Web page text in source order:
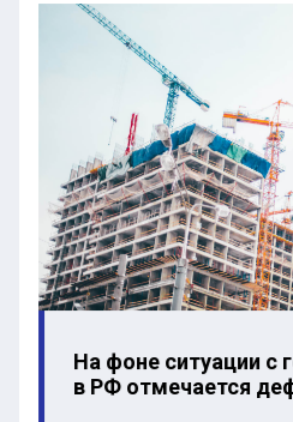
На фоне ситуации
в РФ отмечается